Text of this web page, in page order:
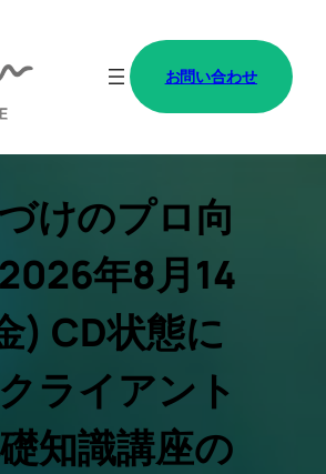
お問い合わせ
づけのプロ向
年8月14
) CD状態に
ライアント
知識講座の